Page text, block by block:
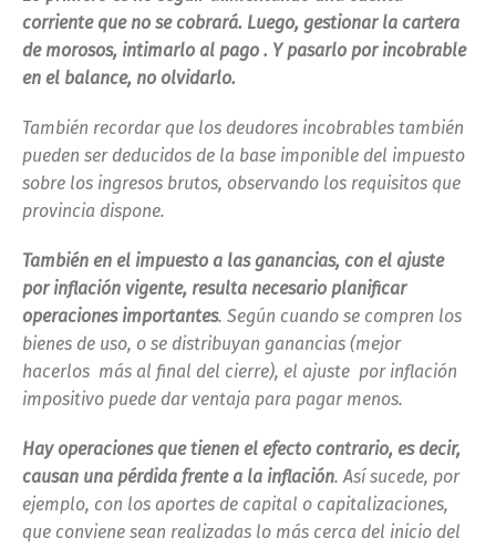
corriente que no se cobrará. Luego, gestionar la cartera
de morosos, intimarlo al pago . Y pasarlo por incobrable
en el balance, no olvidarlo.
También recordar que los deudores incobrables también
pueden ser deducidos de la base imponible del impuesto
sobre los ingresos brutos, observando los requisitos que
provincia dispone.
También en el impuesto a las ganancias, con el ajuste
por inflación vigente, resulta necesario planificar
operaciones importantes. Según cuando se compren los
bienes de uso, o se distribuyan ganancias (mejor
hacerlos más al final del cierre), el ajuste por inflación
impositivo puede dar ventaja para pagar menos.
Hay operaciones que tienen el efecto contrario, es decir,
causan una pérdida frente a la inflación. Así sucede, por
ejemplo, con los aportes de capital o capitalizaciones,
que conviene sean realizadas lo más cerca del inicio del